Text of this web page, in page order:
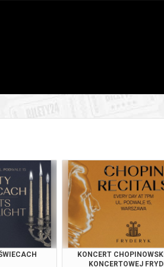
, g. 16:00
, g. 19:00 (czwartek)
, g. 20:55 (czwartek)
, g. 14:30(piątek)
KONCERT
KONCERTOWEJ